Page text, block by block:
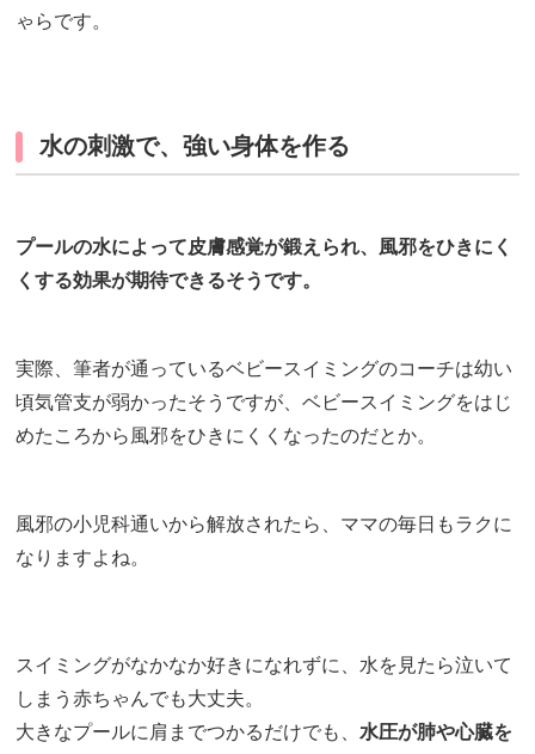
ゃらです。
水の刺激で、強い身体を作る
プールの水によって皮膚感覚が鍛えられ、風邪をひきにく
くする効果が期待できるそうです。
実際、筆者が通っているベビースイミングのコーチは幼い
頃気管支が弱かったそうですが、ベビースイミングをはじ
めたころから風邪をひきにくくなったのだとか。
風邪の小児科通いから解放されたら、ママの毎日もラクに
なりますよね。
スイミングがなかなか好きになれずに、水を見たら泣いて
しまう赤ちゃんでも大丈夫。
大きなプールに肩までつかるだけでも、 水圧が肺や心臓を